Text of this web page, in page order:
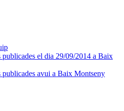
publicades el dia 29/09/2014 a Baix
publicades avui a Baix Montseny